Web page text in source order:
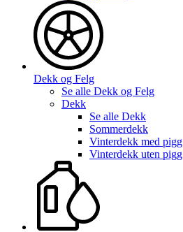
Dekk og Felg
Se alle Dekk og Felg
Dekk
Se alle Dekk
Sommerdekk
Vinterdekk med pigg
Vinterdekk uten pigg